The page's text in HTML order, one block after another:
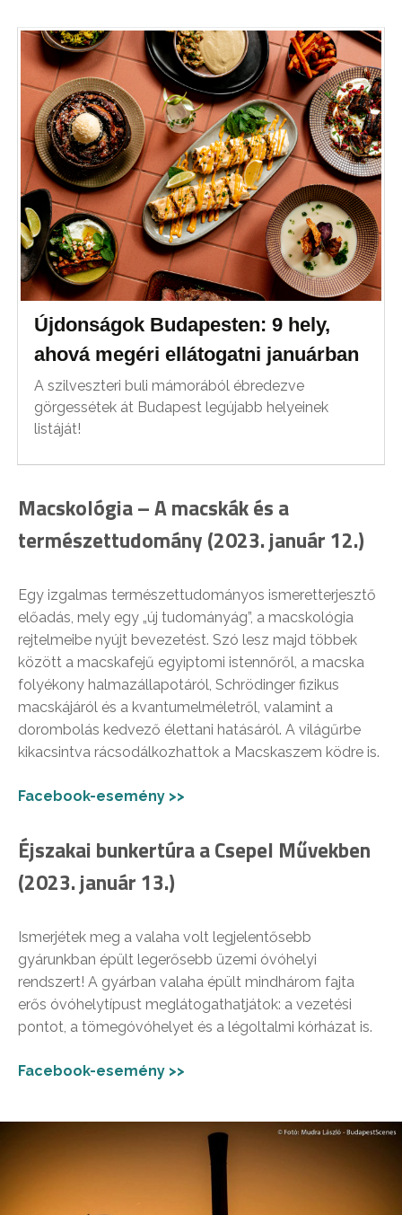
Újdonságok Budapesten: 9 hely,
ahová megéri ellátogatni januárban
A szilveszteri buli mámorából ébredezve
görgessétek át Budapest legújabb helyeinek
listáját!
Macskológia – A macskák és a
természettudomány (2023. január 12.)
Egy izgalmas természettudományos ismeretterjesztő
előadás, mely egy „új tudományág”, a macskológia
rejtelmeibe nyújt bevezetést. Szó lesz majd többek
között a macskafejű egyiptomi istennőről, a macska
folyékony halmazállapotáról, Schrödinger fizikus
macskájáról és a kvantumelméletről, valamint a
dorombolás kedvező élettani hatásáról. A világűrbe
kikacsintva rácsodálkozhattok a Macskaszem ködre is.
Facebook-esemény >>
Éjszakai bunkertúra a Csepel Művekben
(2023. január 13.)
Ismerjétek meg a valaha volt legjelentősebb
gyárunkban épült legerősebb üzemi óvóhelyi
rendszert! A gyárban valaha épült mindhárom fajta
erős óvóhelytípust meglátogathatjátok: a vezetési
pontot, a tömegóvóhelyet és a légoltalmi kórházat is.
Facebook-esemény >>